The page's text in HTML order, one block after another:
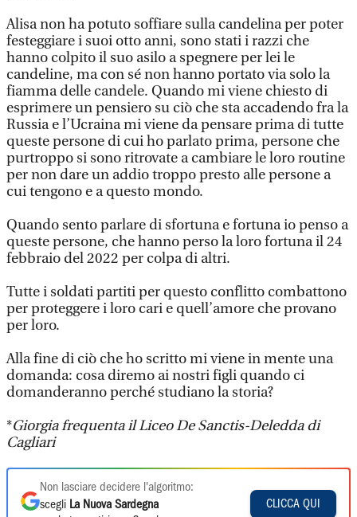
Alisa non ha potuto soffiare sulla candelina per poter
festeggiare i suoi otto anni, sono stati i razzi che
hanno colpito il suo asilo a spegnere per lei le
candeline, ma con sé non hanno portato via solo la
fiamma delle candele. Quando mi viene chiesto di
esprimere un pensiero su ciò che sta accadendo fra la
Russia e l’Ucraina mi viene da pensare prima di tutte
queste persone di cui ho parlato prima, persone che
purtroppo si sono ritrovate a cambiare le loro routine
per non dare un addio troppo presto alle persone a
cui tengono e a questo mondo.
Quando sento parlare di sfortuna e fortuna io penso a
queste persone, che hanno perso la loro fortuna il 24
febbraio del 2022 per colpa di altri.
Tutte i soldati partiti per questo conflitto combattono
per proteggere i loro cari e quell’amore che provano
per loro.
Alla fine di ciò che ho scritto mi viene in mente una
domanda: cosa diremo ai nostri figli quando ci
domanderanno perché studiano la storia?
*Giorgia frequenta il Liceo De Sanctis-Deledda di
Cagliari
Non lasciare decidere l'algoritmo:
scegli La Nuova Sardegna
CLICCA QUI